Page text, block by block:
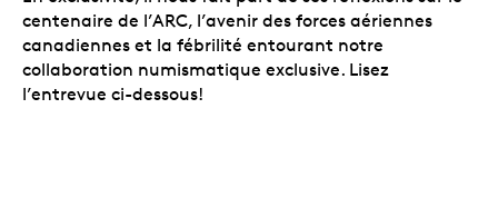
centenaire de l’ARC, l’avenir des forces aériennes
canadiennes et la fébrilité entourant notre
collaboration numismatique exclusive. Lisez
l’entrevue ci-dessous!